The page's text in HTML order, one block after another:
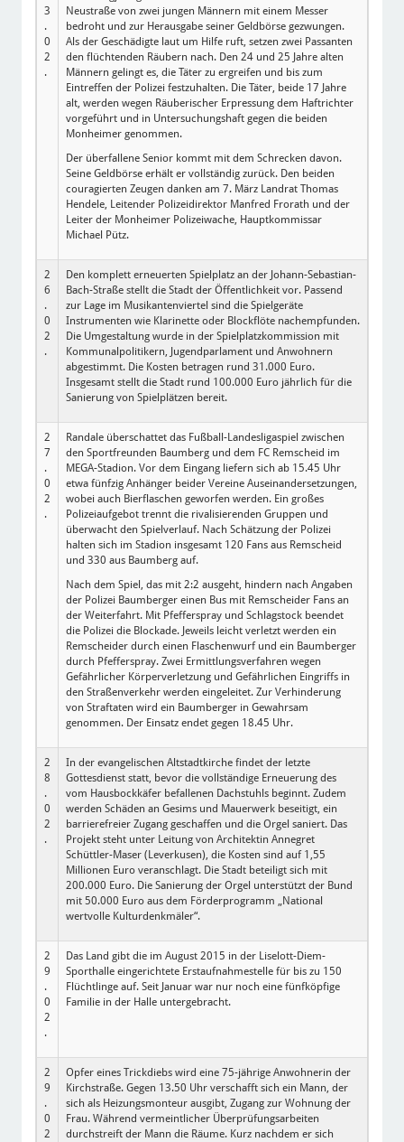
3
.
0
2
.
Neustraße von zwei jungen Männern mit einem Messer
bedroht und zur Herausgabe seiner Geldbörse gezwungen.
Als der Geschädigte laut um Hilfe ruft, setzen zwei Passanten
den flüchtenden Räubern nach. Den 24 und 25 Jahre alten
Männern gelingt es, die Täter zu ergreifen und bis zum
Eintreffen der Polizei festzuhalten. Die Täter, beide 17 Jahre
alt, werden wegen Räuberischer Erpressung dem Haftrichter
vorgeführt und in Untersuchungshaft gegen die beiden
Monheimer genommen.
Der überfallene Senior kommt mit dem Schrecken davon.
Seine Geldbörse erhält er vollständig zurück. Den beiden
couragierten Zeugen danken am 7. März Landrat Thomas
Hendele, Leitender Polizeidirektor Manfred Frorath und der
Leiter der Monheimer Polizeiwache, Hauptkommissar
Michael Pütz.
2
6
.
0
2
.
Den komplett erneuerten Spielplatz an der Johann-Sebastian-
Bach-Straße stellt die Stadt der Öffentlichkeit vor. Passend
zur Lage im Musikantenviertel sind die Spielgeräte
Instrumenten wie Klarinette oder Blockflöte nachempfunden.
Die Umgestaltung wurde in der Spielplatzkommission mit
Kommunalpolitikern, Jugendparlament und Anwohnern
abgestimmt. Die Kosten betragen rund 31.000 Euro.
Insgesamt stellt die Stadt rund 100.000 Euro jährlich für die
Sanierung von Spielplätzen bereit.
2
7
.
0
2
.
Randale überschattet das Fußball-Landesligaspiel zwischen
den Sportfreunden Baumberg und dem FC Remscheid im
MEGA-Stadion. Vor dem Eingang liefern sich ab 15.45 Uhr
etwa fünfzig Anhänger beider Vereine Auseinandersetzungen,
wobei auch Bierflaschen geworfen werden. Ein großes
Polizeiaufgebot trennt die rivalisierenden Gruppen und
überwacht den Spielverlauf. Nach Schätzung der Polizei
halten sich im Stadion insgesamt 120 Fans aus Remscheid
und 330 aus Baumberg auf.
Nach dem Spiel, das mit 2:2 ausgeht, hindern nach Angaben
der Polizei Baumberger einen Bus mit Remscheider Fans an
der Weiterfahrt. Mit Pfefferspray und Schlagstock beendet
die Polizei die Blockade. Jeweils leicht verletzt werden ein
Remscheider durch einen Flaschenwurf und ein Baumberger
durch Pfefferspray. Zwei Ermittlungsverfahren wegen
Gefährlicher Körperverletzung und Gefährlichen Eingriffs in
den Straßenverkehr werden eingeleitet. Zur Verhinderung
von Straftaten wird ein Baumberger in Gewahrsam
genommen. Der Einsatz endet gegen 18.45 Uhr.
2
8
.
0
2
.
In der evangelischen Altstadtkirche findet der letzte
Gottesdienst statt, bevor die vollständige Erneuerung des
vom Hausbockkäfer befallenen Dachstuhls beginnt. Zudem
werden Schäden an Gesims und Mauerwerk beseitigt, ein
barrierefreier Zugang geschaffen und die Orgel saniert. Das
Projekt steht unter Leitung von Architektin Annegret
Schüttler-Maser (Leverkusen), die Kosten sind auf 1,55
Millionen Euro veranschlagt. Die Stadt beteiligt sich mit
200.000 Euro. Die Sanierung der Orgel unterstützt der Bund
mit 50.000 Euro aus dem Förderprogramm „National
wertvolle Kulturdenkmäler“.
2
9
.
0
2
.
Das Land gibt die im August 2015 in der Liselott-Diem-
Sporthalle eingerichtete Erstaufnahmestelle für bis zu 150
Flüchtlinge auf. Seit Januar war nur noch eine fünfköpfige
Familie in der Halle untergebracht.
2
9
.
0
2
Opfer eines Trickdiebs wird eine 75-jährige Anwohnerin der
Kirchstraße. Gegen 13.50 Uhr verschafft sich ein Mann, der
sich als Heizungsmonteur ausgibt, Zugang zur Wohnung der
Frau. Während vermeintlicher Überprüfungsarbeiten
durchstreift der Mann die Räume. Kurz nachdem er sich